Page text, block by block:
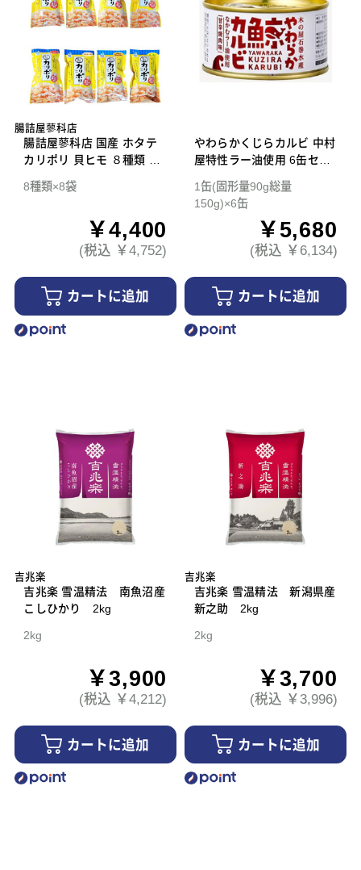
腸詰屋蓼科店
腸詰屋蓼科店 国産 ホタテ
カリポリ 貝ヒモ ８種類 ８
袋セット
8種類×8袋
￥4,400
(税込 ￥4,752)
カートに追加
やわらかくじらカルビ 中村
屋特性ラー油使用 6缶セッ
ト 簡易梱包
1缶(固形量90g総量
150g)×6缶
￥5,680
(税込 ￥6,134)
カートに追加
吉兆楽
吉兆楽 雪温精法 南魚沼産
こしひかり 2kg
2kg
￥3,900
(税込 ￥4,212)
カートに追加
吉兆楽
吉兆楽 雪温精法 新潟県産
新之助 2kg
2kg
￥3,700
(税込 ￥3,996)
カートに追加